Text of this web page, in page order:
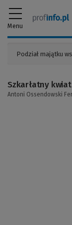
Menu
Szkarłatny
Antoni Ossendowski